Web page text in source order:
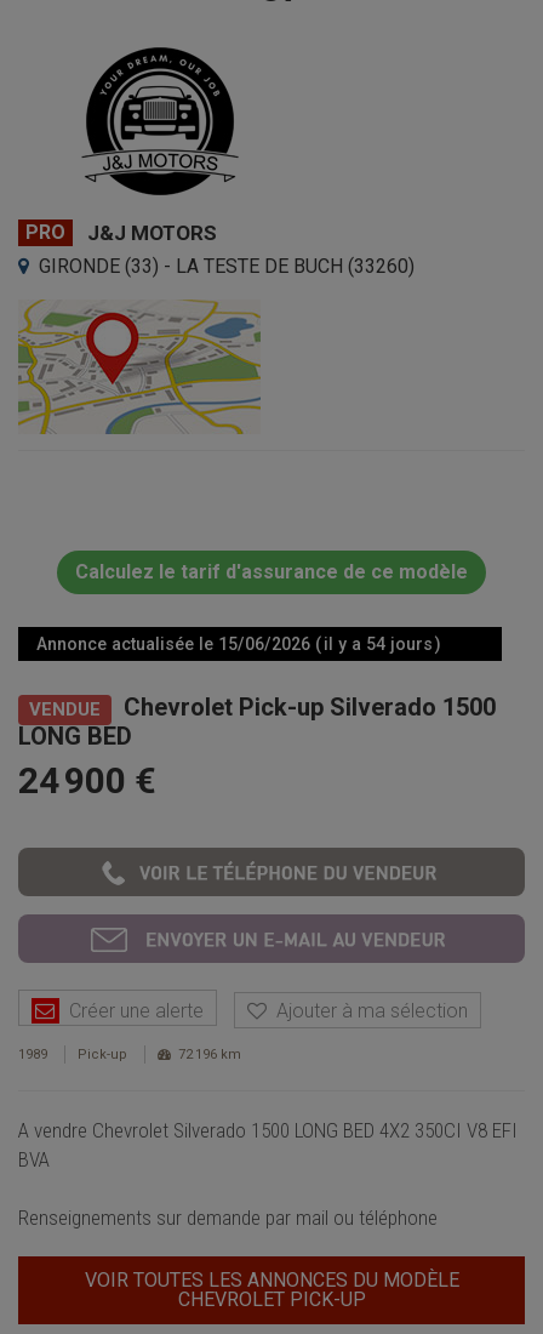
PRO J&J MOTORS
GIRONDE (33) - LA TESTE DE BUCH (33260)
Calculez le tarif d'assurance de ce modèle
Annonce actualisée le 15/06/2026 ( il y a 54 jours )
VENDUE
Chevrolet Pick-up Silverado 1500
LONG BED
24 900 €
Créer une alerte Ajouter à ma sélection
1989 Pick-up 72 196 km
A vendre Chevrolet Silverado 1500 LONG BED 4X2 350CI V8 EFI
BVA
Renseignements sur demande par mail ou téléphone
VOIR TOUTES LES ANNONCES DU MODÈLE
CHEVROLET PICK-UP